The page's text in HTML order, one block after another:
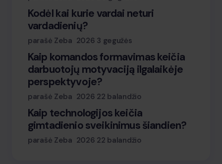
Kodėl kai kurie vardai neturi
vardadienių?
parašė Zeba 2026 3 gegužės
Kaip komandos formavimas keičia
darbuotojų motyvaciją ilgalaikėje
perspektyvoje?
parašė Zeba 2026 22 balandžio
Kaip technologijos keičia
gimtadienio sveikinimus šiandien?
parašė Zeba 2026 22 balandžio